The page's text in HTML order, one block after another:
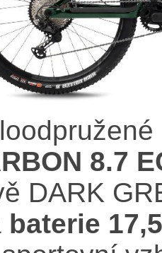
8.7
DARK
baterie